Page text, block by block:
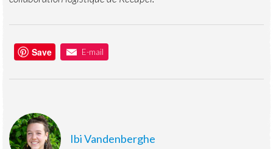
Ibi Vandenberghe
Save E-mail